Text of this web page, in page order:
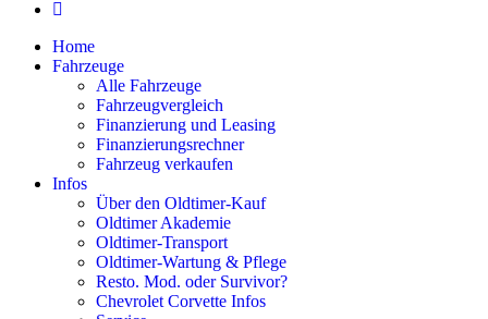
Home
Fahrzeuge
Alle Fahrzeuge
Fahrzeugvergleich
Finanzierung und Leasing
Finanzierungsrechner
Fahrzeug verkaufen
Infos
Über den Oldtimer-Kauf
Oldtimer Akademie
Oldtimer-Transport
Oldtimer-Wartung & Pflege
Resto. Mod. oder Survivor?
Chevrolet Corvette Infos